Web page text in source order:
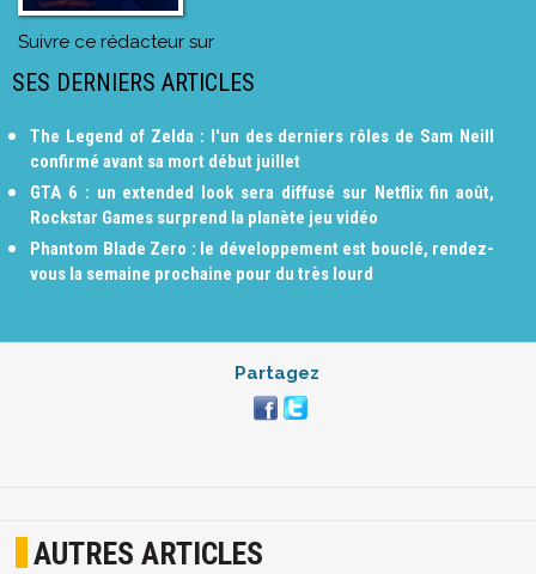
Suivre ce rédacteur sur
SES DERNIERS ARTICLES
The Legend of Zelda : l'un des derniers rôles de Sam Neill
confirmé avant sa mort début juillet
GTA 6 : un extended look sera diffusé sur Netflix fin août,
Rockstar Games surprend la planète jeu vidéo
Phantom Blade Zero : le développement est bouclé, rendez-
vous la semaine prochaine pour du très lourd
Partagez
AUTRES ARTICLES